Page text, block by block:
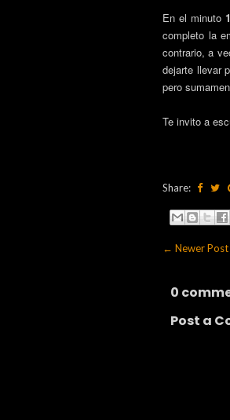
En el minuto
completo la
contrario, a
dejarte llevar
pero
Te invito a
Share:
← Newer Post
0
Post a